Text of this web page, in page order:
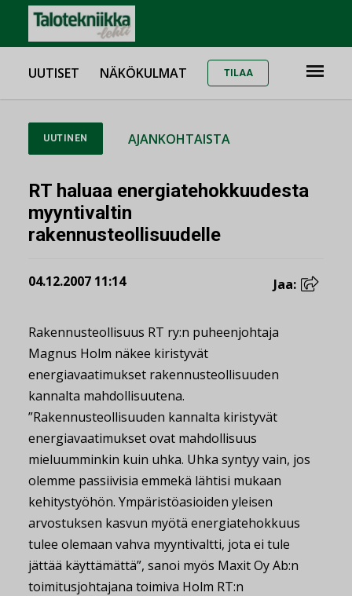
UUTISET NÄKÖKULMAT TILAA
UUTINEN AJANKOHTAISTA
RT haluaa energiatehokkuudesta
myyntivaltin
rakennusteollisuudelle
04.12.2007 11:14 Jaa:
Rakennusteollisuus RT ry:n puheenjohtaja
Magnus Holm näkee kiristyvät
energiavaatimukset rakennusteollisuuden
kannalta mahdollisuutena.
”Rakennusteollisuuden kannalta kiristyvät
energiavaatimukset ovat mahdollisuus
mieluumminkin kuin uhka. Uhka syntyy vain, jos
olemme passiivisia emmekä lähtisi mukaan
kehitystyöhön. Ympäristöasioiden yleisen
arvostuksen kasvun myötä energiatehokkuus
tulee olemaan vahva myyntivaltti, jota ei tule
jättää käyttämättä”, sanoi myös Maxit Oy Ab:n
toimitusjohtajana toimiva Holm RT:n